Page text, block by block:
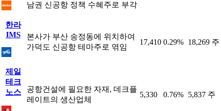
남권 신공항 정책 수혜주로 부각
한라
IMS
본사가 부산 송정동에 위치하여
가덕도 신공항 테마주로 엮임
17,410 0.29% 18,269 주
제일
테크
노스
공항건설에 필요한 자재, 데크플
레이트의 생산업체
5,330 0.76% 5,837 주